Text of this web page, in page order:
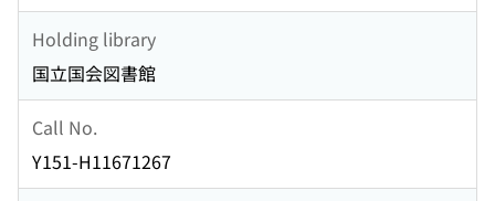
Holding library
国立国会図書館
Call No.
Y151-H11671267